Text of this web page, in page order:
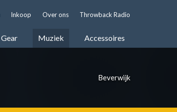
Muziek Accessoires
Inkoop Over ons Throwback Radio
Beverwijk